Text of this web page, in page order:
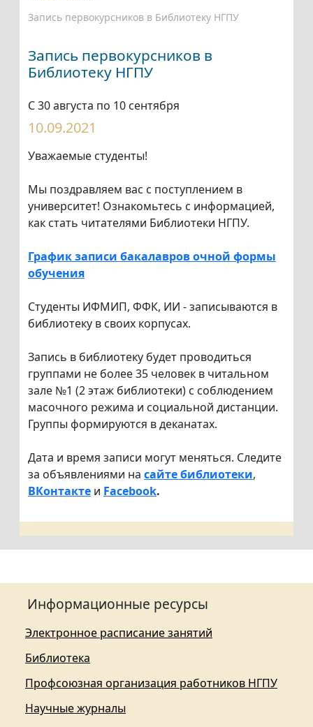
Запись первокурсников в Библиотеку НГПУ
Запись первокурсников в
Библиотеку НГПУ
С 30 августа по 10 сентября
10.09.2021
Уважаемые студенты!
Мы поздравляем вас с поступлением в
университет! Ознакомьтесь с информацией,
как стать читателями Библиотеки НГПУ.
График записи бакалавров очной формы
обучения
Студенты ИФМИП, ФФК, ИИ - записываются в
библиотеку в своих корпусах.
Запись в библиотеку будет проводиться
группами не более 35 человек в читальном
зале №1 (2 этаж библиотеки) с соблюдением
масочного режима и социальной дистанции.
Группы формируются в деканатах.
Дата и время записи могут меняться. Следите
за объявлениями на сайте библиотеки,
ВКонтакте и Facebook.
Информационные ресурсы
Электронное расписание занятий
Библиотека
Профсоюзная организация работников НГПУ
Научные журналы